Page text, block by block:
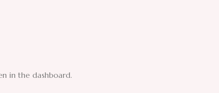
in the dashboard.